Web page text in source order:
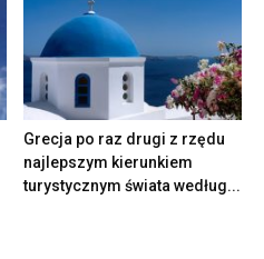
Grecja po raz drugi z rzędu
najlepszym kierunkiem
turystycznym świata według...